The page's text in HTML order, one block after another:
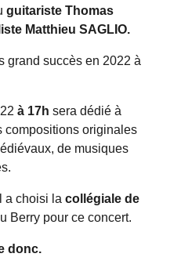
guitariste Thomas
Matthieu SAGLIO.
grand succès en 2022 à
à 17h sera dédié à
compositions originales
de musiques
a choisi la collégiale de
Berry pour ce concert.
donc.